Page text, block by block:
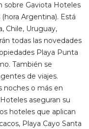
sobre Gaviota Hoteles
Argentina). Está
Chile, Uruguay,
todas las novedades
Playa Punta
También se
de viajes.
noches o más en
aseguran su
hoteles que aplican
Playa Cayo Santa